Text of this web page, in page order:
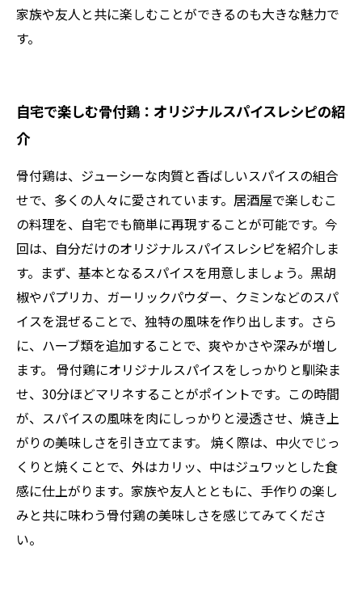
家族や友人と共に楽しむことができるのも大きな魅力で
す。
自宅で楽しむ骨付鶏：オリジナルスパイスレシピの紹
介
骨付鶏は、ジューシーな肉質と香ばしいスパイスの組合
せで、多くの人々に愛されています。居酒屋で楽しむこ
の料理を、自宅でも簡単に再現することが可能です。今
回は、自分だけのオリジナルスパイスレシピを紹介しま
す。まず、基本となるスパイスを用意しましょう。黒胡
椒やパプリカ、ガーリックパウダー、クミンなどのスパ
イスを混ぜることで、独特の風味を作り出します。さら
に、ハーブ類を追加することで、爽やかさや深みが増し
ます。 骨付鶏にオリジナルスパイスをしっかりと馴染ま
せ、30分ほどマリネすることがポイントです。この時間
が、スパイスの風味を肉にしっかりと浸透させ、焼き上
がりの美味しさを引き立てます。 焼く際は、中火でじっ
くりと焼くことで、外はカリッ、中はジュワッとした食
感に仕上がります。家族や友人とともに、手作りの楽し
みと共に味わう骨付鶏の美味しさを感じてみてくださ
い。